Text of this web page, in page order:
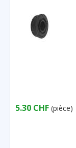
5.30 CHF (pièce)